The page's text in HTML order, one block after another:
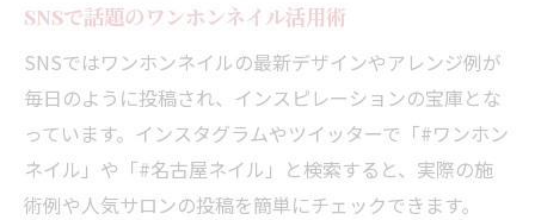
SNSで話題のワンホンネイル活用術
SNSではワンホンネイルの最新デザインやアレンジ例が
毎日のように投稿され、インスピレーションの宝庫とな
っています。インスタグラムやツイッターで「#ワンホン
ネイル」や「#名古屋ネイル」と検索すると、実際の施
術例や人気サロンの投稿を簡単にチェックできます。